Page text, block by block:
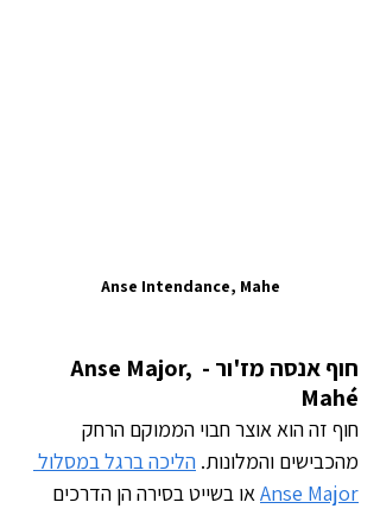
Anse Intendance, Mahe
חוף אנסה מז'ור - Anse Major,
Mahé
חוף זה הוא אוצר חבוי הממוקם הרחק
מהכבישים והמלונות. הליכה ברגל במסלול
Anse Major או בשייט בסירה הן הדרכים